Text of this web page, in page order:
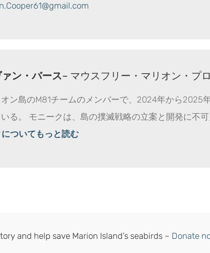
ン・バース– マウスフリー・マリオン・プ
ン島のM81チームのメンバーで、2024年から2025
る。 モニークは、島の撲滅戦略の立案と開発に不
ついてもっと読む
and help save Marion Island’s seabirds – Donate